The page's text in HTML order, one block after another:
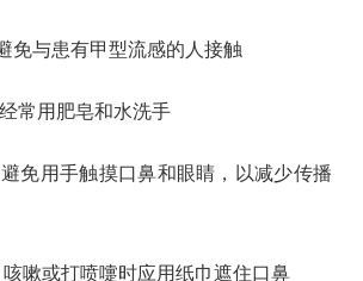
免与患有甲型流感的人接触
常用肥皂和水洗手
免用手触摸口鼻和眼睛，以减少传播
嗽或打喷嚏时应用纸巾遮住口鼻